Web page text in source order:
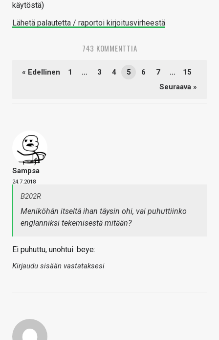
käytöstä)
Lähetä palautetta / raportoi kirjoitusvirheestä
743 KOMMENTTIA
« Edellinen 1 … 3 4 5 6 7 …
15
Seuraava »
Sampsa
24.7.2018
B202R
Meniköhän itseltä ihan täysin ohi, vai puhuttiinko
englanniksi tekemisestä mitään?
Ei puhuttu, unohtui :beye:
Kirjaudu sisään vastataksesi